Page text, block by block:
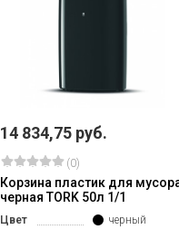
14 834,75 руб.
(0)
Корзина пластик для
черная TORK 50л 1/1
Цвет
черный